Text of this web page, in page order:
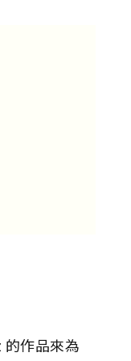
作品來為